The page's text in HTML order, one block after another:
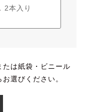
2本入り
は紙袋・ビニール
お選びください。